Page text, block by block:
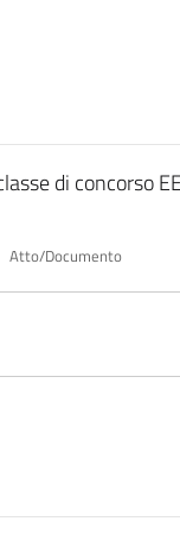
di concorso
Atto/Documento